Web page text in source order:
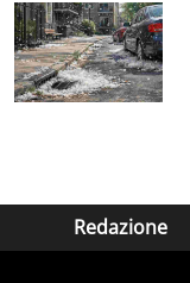
Redazione